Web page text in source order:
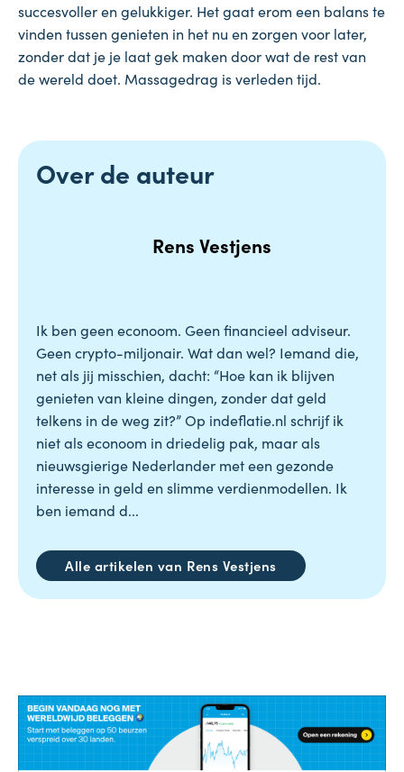
succesvoller en gelukkiger. Het gaat erom een balans te
vinden tussen genieten in het nu en zorgen voor later,
zonder dat je je laat gek maken door wat de rest van
de wereld doet. Massagedrag is verleden tijd.
Over de auteur
Rens Vestjens
Ik ben geen econoom. Geen financieel adviseur.
Geen crypto-miljonair. Wat dan wel? Iemand die,
net als jij misschien, dacht: “Hoe kan ik blijven
genieten van kleine dingen, zonder dat geld
telkens in de weg zit?” Op indeflatie.nl schrijf ik
niet als econoom in driedelig pak, maar als
nieuwsgierige Nederlander met een gezonde
interesse in geld en slimme verdienmodellen. Ik
ben iemand d...
Alle artikelen van Rens Vestjens